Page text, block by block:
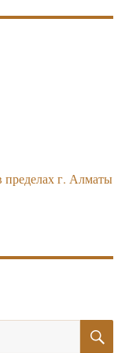
пределах г. Алматы